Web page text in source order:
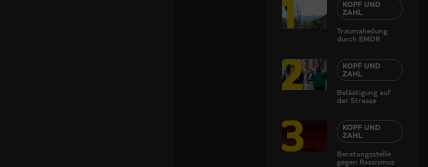
KOPF UND
ZAHL
Traumaheilung
durch EMDR
2
KOPF UND
ZAHL
Belästigung auf
der Strasse
3
KOPF UND
ZAHL
Beratungsstelle
gegen Rassismus